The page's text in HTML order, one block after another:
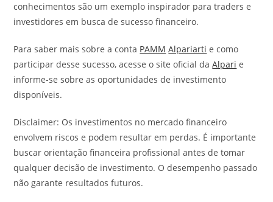
conhecimentos são um exemplo inspirador para traders e
investidores em busca de sucesso financeiro.
Para saber mais sobre a conta PAMM Alpariarti e como
participar desse sucesso, acesse o site oficial daAlpari e
informe-se sobre as oportunidades de investimento
disponíveis.
Disclaimer: Os investimentos no mercado financeiro
envolvem riscos e podem resultar em perdas. É importante
buscar orientação financeira profissional antes de tomar
qualquer decisão de investimento. O desempenho passado
não garante resultados futuros.